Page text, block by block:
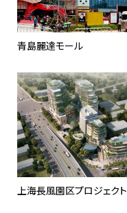
青島麗達モール
上海長風園区プロジェクト